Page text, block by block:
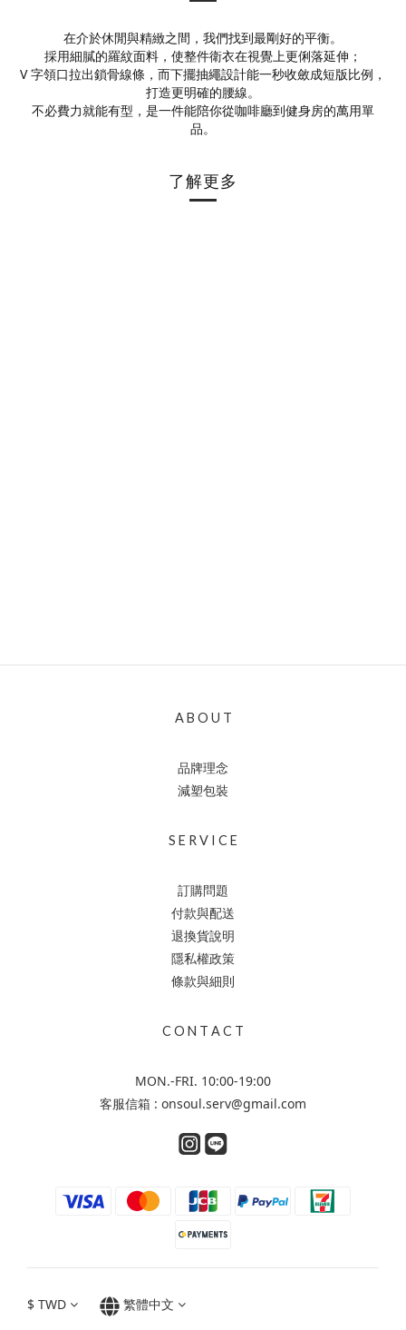
在介於休閒與精緻之間，我們找到最剛好的平衡。
採用細膩的羅紋面料，使整件衛衣在視覺上更俐落延伸；
V 字領口拉出鎖骨線條，而下擺抽繩設計能一秒收斂成短版比例，
打造更明確的腰線。
不必費力就能有型，是一件能陪你從咖啡廳到健身房的萬用單
品。
了解更多
A B O U T
品牌理念
減塑包裝
S E R V I C E
訂購問題
付款與配送
退換貨說明
隱私權政策
條款與細則
C O N T A C T
MON.-FRI. 10:00-19:00
客服信箱 : onsoul.serv@gmail.com
$ TWD 繁體中文